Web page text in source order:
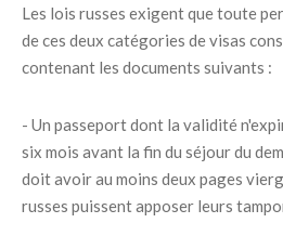
Les lois russes exigent que toute
de ces deux catégories de visas
contenant les documents suivants :
- Un passeport dont la validité
six mois avant la fin du séjour du
doit avoir au moins deux pages
russes puissent apposer leurs